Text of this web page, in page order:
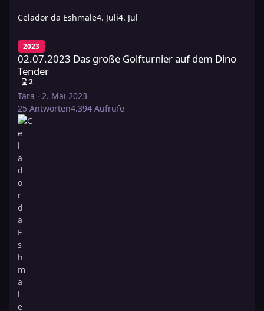
Celador da Eshmale4. Juli4. Jul
02.07.2023 Das große Golfturnier auf dem Dino Tender
2023
02.07.2023 Das große Golfturnier auf dem Dino
Tender
2
Tara · 2. Mai 2023
25 Antworten4.394 Aufrufe